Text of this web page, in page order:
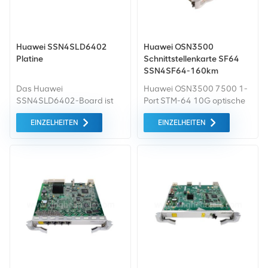
Huawei SSN4SLD6402
Platine
Das Huawei
SSN4SLD6402-Board ist
ein optisches 2xSTM-64-
Schnittstellenboard (kurz
Empfangen und Senden von
Verarbeitung und Multiplex-
Abschnittsschutz und
andere Funktionen und
Merkmale.
EINZELHEITEN
Huawei OSN3500
Schnittstellenkarte SF64
SSN4SF64-160km
Huawei OSN3500 7500 1-
Port STM-64 10G optische
Schnittstellenkarte
SSN4SF6401 ausgestattet
SFP-Modul.
EINZELHEITEN